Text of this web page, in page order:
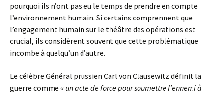
pourquoi ils n’ont pas eu le temps de prendre en compte
l’environnement humain. Si certains comprennent que
l’engagement humain sur le théâtre des opérations est
crucial, ils considèrent souvent que cette problématique
incombe à quelqu’un d’autre.
Le célèbre Général prussien Carl von Clausewitz définit la
guerre comme « un acte de force pour soumettre l’ennemi à